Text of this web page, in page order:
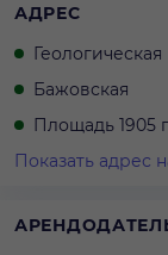
АДРЕС
Геологическая
Бажовская
Площадь 1905
Показать адрес